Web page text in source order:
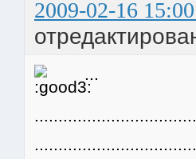
2009-02-16
...